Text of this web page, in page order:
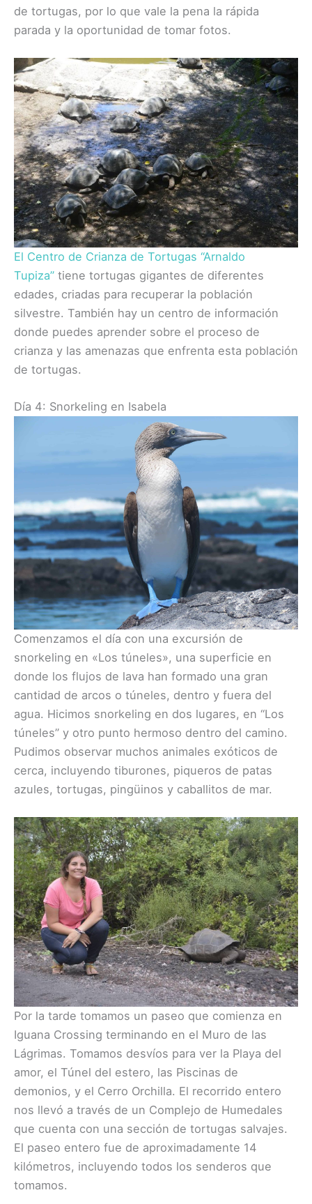
de tortugas, por lo que vale la pena la rápida
parada y la oportunidad de tomar fotos.
El Centro de Crianza de Tortugas “Arnaldo
Tupiza” tiene tortugas gigantes de diferentes
edades, criadas para recuperar la población
silvestre. También hay un centro de información
donde puedes aprender sobre el proceso de
crianza y las amenazas que enfrenta esta población
de tortugas.
Día 4: Snorkeling en Isabela
Comenzamos el día con una excursión de
snorkeling en «Los túneles», una superficie en
donde los flujos de lava han formado una gran
cantidad de arcos o túneles, dentro y fuera del
agua. Hicimos snorkeling en dos lugares, en “Los
túneles” y otro punto hermoso dentro del camino.
Pudimos observar muchos animales exóticos de
cerca, incluyendo tiburones, piqueros de patas
azules, tortugas, pingüinos y caballitos de mar.
Por la tarde tomamos un paseo que comienza en
Iguana Crossing terminando en el Muro de las
Lágrimas. Tomamos desvíos para ver la Playa del
amor, el Túnel del estero, las Piscinas de
demonios, y el Cerro Orchilla. El recorrido entero
nos llevó a través de un Complejo de Humedales
que cuenta con una sección de tortugas salvajes.
El paseo entero fue de aproximadamente 14
kilómetros, incluyendo todos los senderos que
tomamos.